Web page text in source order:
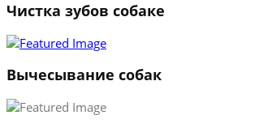
Чистка зубов собаке
Вычесывание собак